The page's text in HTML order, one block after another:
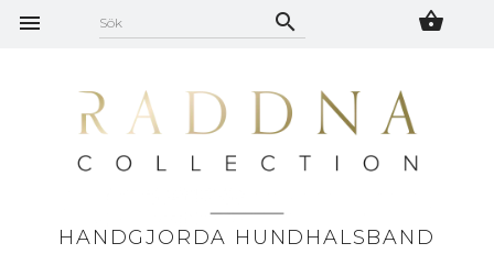
HANDGJORDA HUNDHALSBAND